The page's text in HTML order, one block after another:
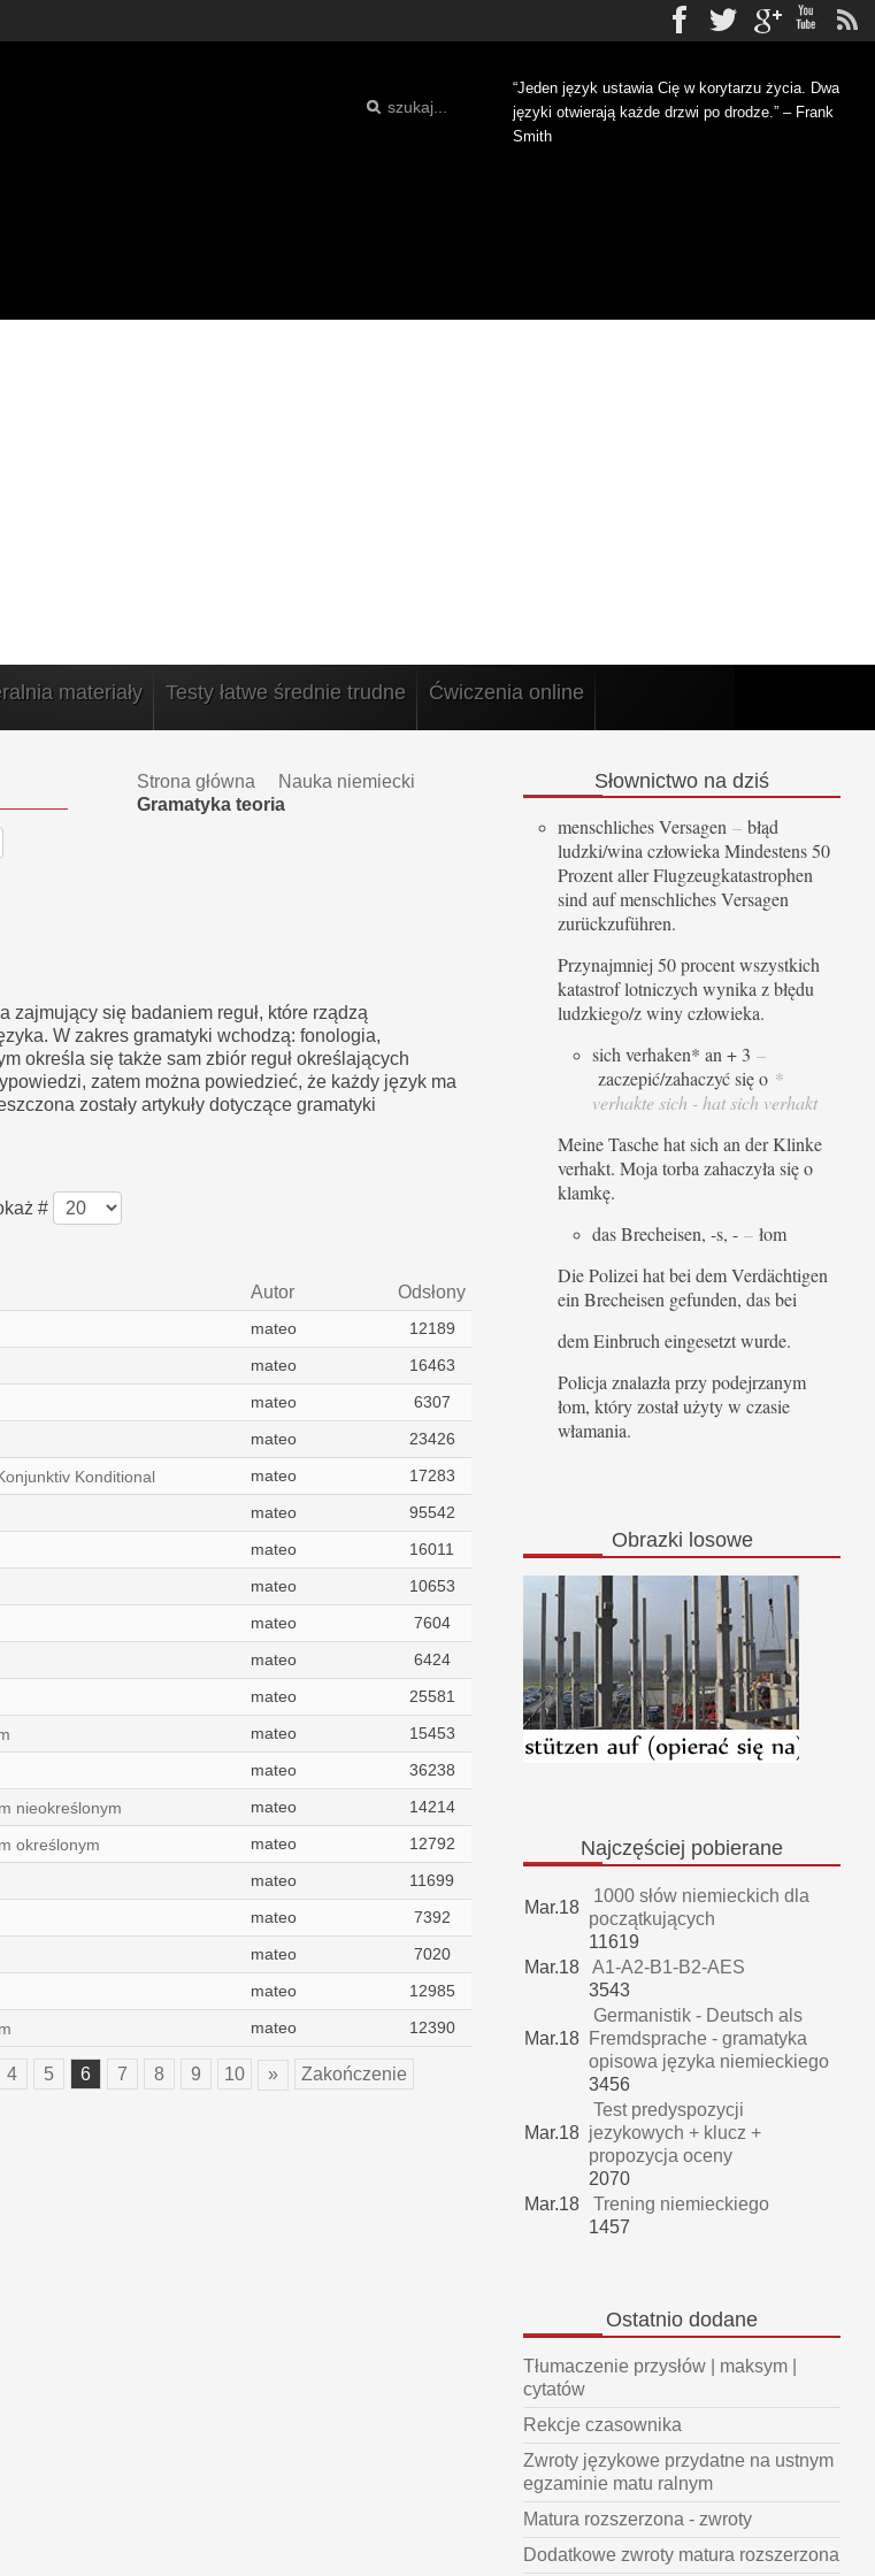
Facebook
Twittergplus
“Jeden język ustawia Cię w korytarzu życia. Dwa
języki otwierają każde drzwi po drodze.” – Frank
Smith
materiały Testy łatwe średnie trudne Ćwiczenia online
Strona główna
Nauka niemiecki
Gramatyka teoria
zajmujący się badaniem reguł, które rządzą
W zakres gramatyki wchodzą: fonologia,
określa się także sam zbiór reguł określających
zatem można powiedzieć, że każdy język ma
zostały artykuły dotyczące gramatyki
#
Autor Odsłony
mateo 12189
mateo 16463
mateo 6307
mateo 23426
Konditional mateo 17283
mateo 95542
mateo 16011
mateo 10653
mateo 7604
mateo 6424
mateo 25581
mateo 15453
mateo 36238
nieokreślonym mateo 14214
określonym mateo 12792
mateo 11699
mateo 7392
mateo 7020
mateo 12985
mateo 12390
4 5 6 7 8 9 10 » Zakończenie
Słownictwo na dziś
menschliches Versagen – błąd
ludzki/wina człowieka Mindestens 50
Prozent aller Flugzeugkatastrophen
sind auf menschliches Versagen
zurückzuführen.
Przynajmniej 50 procent wszystkich
katastrof lotniczych wynika z błędu
ludzkiego/z winy człowieka.
sich verhaken* an + 3 –
zaczepić/zahaczyć się o *
verhakte sich - hat sich verhakt
Meine Tasche hat sich an der Klinke
verhakt. Moja torba zahaczyła się o
klamkę.
das Brecheisen, -s, - – łom
Die Polizei hat bei dem Verdächtigen
ein Brecheisen gefunden, das bei
dem Einbruch eingesetzt wurde.
Policja znalazła przy podejrzanym
łom, który został użyty w czasie
włamania.
Obrazki losowe
Najczęściej pobierane
Mar.18
1000 słów niemieckich dla
początkujących
11619
Mar.18
A1-A2-B1-B2-AES
3543
Mar.18
Germanistik - Deutsch als
Fremdsprache - gramatyka
opisowa języka niemieckiego
3456
Mar.18
Test predyspozycji
jezykowych + klucz +
propozycja oceny
2070
Mar.18
Trening niemieckiego
1457
Ostatnio dodane
Tłumaczenie przysłów | maksym |
cytatów
Rekcje czasownika
Zwroty językowe przydatne na ustnym
egzaminie matu ralnym
Matura rozszerzona - zwroty
Dodatkowe zwroty matura rozszerzona